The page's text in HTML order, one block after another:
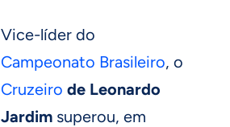
Vice-líder do
Campeonato Brasileiro, o
Cruzeiro de Leonardo
Jardim superou, em